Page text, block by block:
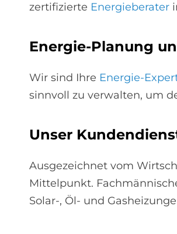
zertifizierte Energieberater
En­er­gie-Pla­nung
Wir sind Ihre Energie-
sinnvoll zu verwalten, um
Un­ser
Ausgezeichnet vom
Mittelpunkt.
Solar-, Öl- und